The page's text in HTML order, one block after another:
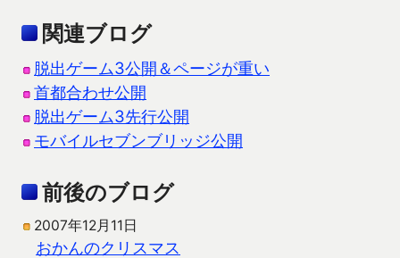
関連ブログ
脱出ゲーム3公開＆ページが重い
首都合わせ公開
脱出ゲーム3先行公開
モバイルセブンブリッジ公開
前後のブログ
2007年12月11日
おかんのクリスマス